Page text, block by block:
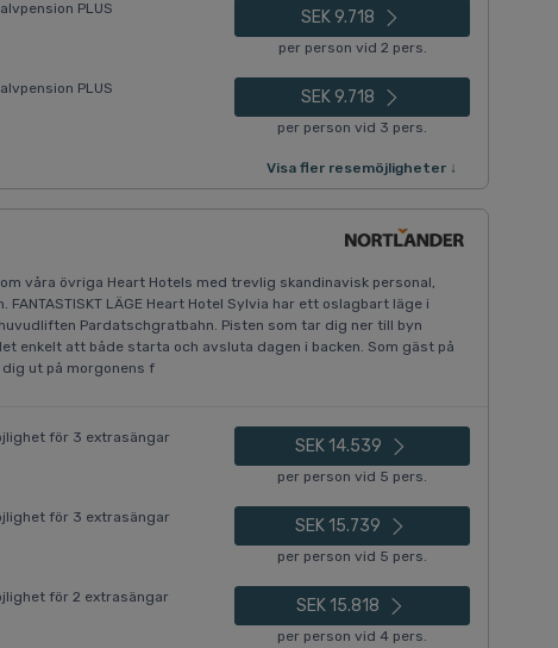
PLUS
SEK 9.718
per person vid 2 pers.
PLUS
SEK 9.718
per person vid 3 pers.
Visa fler resemöjligheter ↓
våra övriga Heart Hotels med trevlig skandinavisk personal,
LÄGE Heart Hotel Sylvia har ett oslagbart läge i
Pardatschgratbahn. Pisten som tar dig ner till byn
enkelt att både starta och avsluta dagen i backen. Som gäst på
ut på morgonens f
för 3 extrasängar
SEK 14.539
per person vid 5 pers.
för 3 extrasängar
SEK 15.739
per person vid 5 pers.
för 2 extrasängar
SEK 15.818
per person vid 4 pers.